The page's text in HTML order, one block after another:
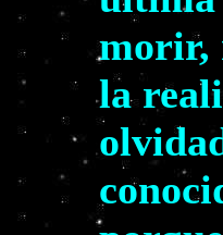
morir,
la